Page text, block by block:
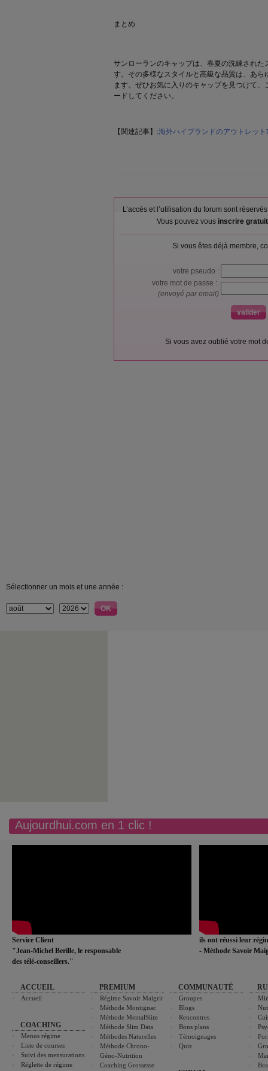
まとめ
サンローランのキャップは、春夏の洗練され
す。その多様なスタイルと高級な品質は、あ
ます。ぜひお気に入りのキャップを見つけて
ードしてください。
【関連記事】:海外ハイブランドのアウトレット
L’accès et l’utilisation du forum sont
Vous pouvez vous inscrire
Si vous êtes déjà membre,
votre pseudo :
votre mot de passe :
(envoyé par email)
Si vous avez oublié votre mot
Sélectionner un mois et une année :
Aujourdhui.com en 1 clic !
Service Client
"Jean-Michel Berille, le responsable
des télé-conseillers."
ils ont réussi leur
- Méthode Savoir
ACCUEIL
Accueil
COACHING
Menus régime
Liste de courses
Suivi des mensurations
Réglette de régime
PREMIUM
Régime Savoir Maigrir
Méthode Montignac
Méthode MentalSlim
Méthode Slim Data
Méthodes Naturelles
Méthode Chrono-
Géno-Nutrition
Coaching Grossesse
COMMUNAUTÉ
Groupes
Blogs
Rencontres
Bons plans
Témoignages
Quiz